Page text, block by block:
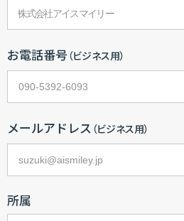
お電話番号（ビジネス用）
メールアドレス （ビジネス用）
所属